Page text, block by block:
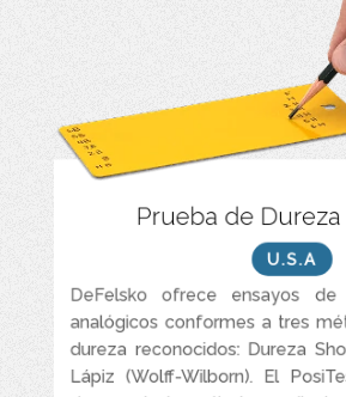
Prueba de
U.S.A
DeFelsko ofrece ensayos
analógicos conformes a tres
dureza reconocidos: Dureza
Lápiz (Wolff-Wilborn). El
14 lápices de grafito de calidad -de
estuche protector de aluminio -6B, 5B,
Incluye un paquete de papel de lija
las minas de los
Incluye todo lo